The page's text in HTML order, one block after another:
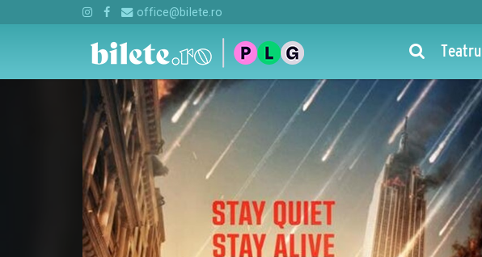
office@bilete.ro
Teatru